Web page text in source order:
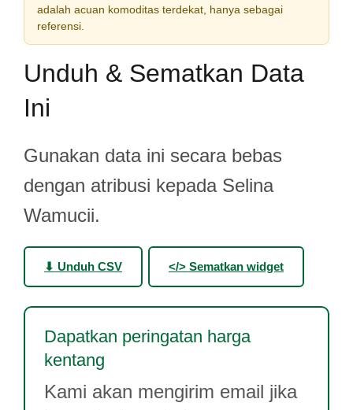
adalah acuan komoditas terdekat, hanya sebagai
referensi.
Unduh & Sematkan Data
Ini
Gunakan data ini secara bebas
dengan atribusi kepada Selina
Wamucii.
⬇ Unduh CSV </> Sematkan widget
Dapatkan peringatan harga
kentang
Kami akan mengirim email jika